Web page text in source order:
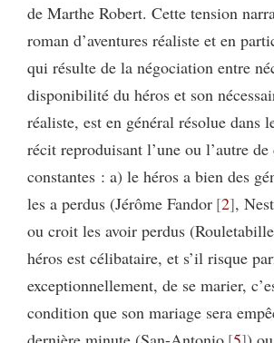
de Marthe Robert. Cette tension
roman d’aventures réaliste et en
qui résulte de la négociation entre
disponibilité du héros et son
réaliste, est en général résolue dans
récit reproduisant l’une ou l’autre de
constantes : a) le héros a bien des
les a perdus (Jérôme Fandor 2 ,
ou croit les avoir perdus (Rouletabille
héros est célibataire, et s’il risque
exceptionnellement, de se marier,
condition que son mariage sera